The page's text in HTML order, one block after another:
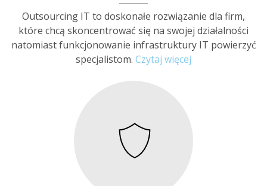
Outsourcing IT to doskonałe rozwiązanie dla firm,
które chcą skoncentrować się na swojej działalności
natomiast funkcjonowanie infrastruktury IT powierzyć
specjalistom. Czytaj więcej